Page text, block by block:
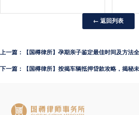
← 返回列表
上一篇：【国樽律所】孕期亲子鉴定最佳时间及方法
下一篇：【国樽律所】按揭车辆抵押贷款攻略，揭秘